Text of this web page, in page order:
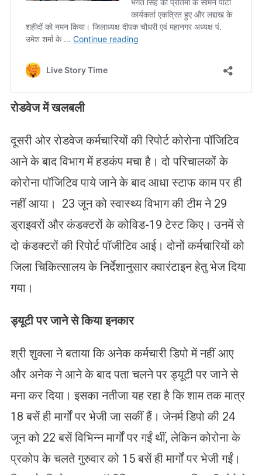
रोडवेज में खलबली
दूसरी ओर रोडवेज कर्मचारियों की रिपोर्ट कोरोना पॉजिटिव
आने के बाद विभाग में हडकंप मचा है। दो परिचालकों के
कोरोना पॉजिटिव पाये जाने के बाद आधा स्टाफ काम पर ही
नहीं आया। 23 जून को स्वास्थ्य विभाग की टीम ने 29
ड्राइवरों और कंडक्टरों के कोविड-19 टेस्ट किए। उनमें से
दो कंडक्टरों की रिपोर्ट पॉजीटिव आई। दोनों कर्मचारियों को
जिला चिकित्सालय के निर्देशानुसार क्वारंटाइन हेतु भेज दिया
गया।
ड्यूटी पर जाने से किया इनकार
श्री शुक्ला ने बताया कि अनेक कर्मचारी डिपो में नहीं आए
और अनेक ने आने के बाद पता चलने पर ड्यूटी पर जाने से
मना कर दिया। इसका नतीजा यह रहा है कि शाम तक मात्र
18 बसें ही मार्गों पर भेजी जा सकीं हैं। जेनर्म डिपो की 24
जून को 22 बसें विभिन्न मार्गों पर गईं थीं, लेकिन कोरोना के
प्रकोप के चलते गुरुवार को 15 बसें ही मार्गों पर भेजी गईं।